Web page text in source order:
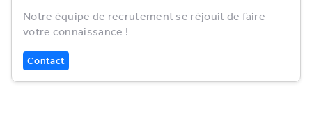
Notre équipe de recrutement se réjouit de faire
votre connaissance !
Contact